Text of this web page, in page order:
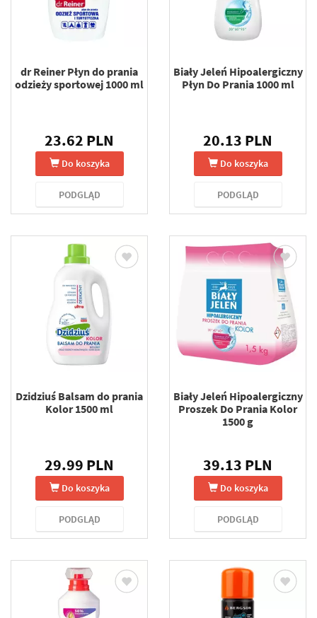
dr Reiner Płyn do prania
odzieży sportowej 1000 ml
23.62 PLN
Do koszyka
PODGLĄD
Biały Jeleń Hipoalergiczny
Płyn Do Prania 1000 ml
20.13 PLN
Do koszyka
PODGLĄD
Dzidziuś Balsam do prania
Kolor 1500 ml
29.99 PLN
Do koszyka
PODGLĄD
Biały Jeleń Hipoalergiczny
Proszek Do Prania Kolor
1500 g
39.13 PLN
Do koszyka
PODGLĄD